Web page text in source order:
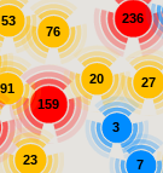
159
236
27
76
91
20
7
3
23
53